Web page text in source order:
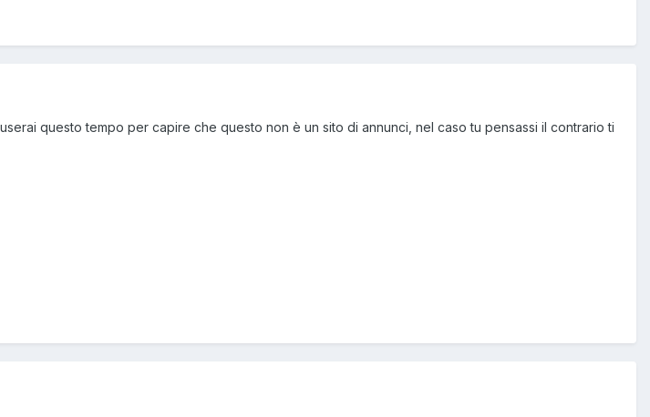
questo tempo per capire che questo non è un sito di annunci, nel caso tu pensassi il contrario ti